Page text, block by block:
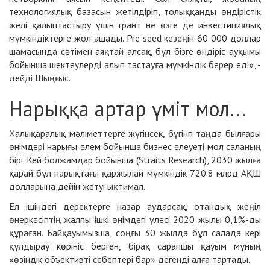
технологиялық базасын жетілдіріп, толыққанды өндірістік
желі қалыптастыру үшін грант не өзге де инвестициялық
мүмкіндіктерге жол ашады. Pre seed кезеңін 60 000 доллар
шамасында сәтімен аяқтай алсақ, бұл бізге өндіріс ауқымы
бойынша шектеулерді алып тастауға мүмкіндік берер еді», -
дейді Шыңғыс.
Нарыққа артар үміт мол...
Халықаралық мәліметтерге жүгінсек, бүгінгі таңда былғары
өнімдері нарығы әлем бойынша бизнес әлеуеті мол саланың
бірі. Кей болжамдар бойынша (Straits Research), 2030 жылға
қарай бұл нарықтағы қаржылай мүмкіндік 720.8 млрд АҚШ
долларына дейін жетуі ықтимал.
Ел ішіндегі деректерге назар аударсақ, отандық жеңіл
өнеркәсіптің жалпы ішкі өнімдегі үлесі 2020 жылы 0,1%-ды
құраған. Байқауымызша, соңғы 30 жылда бұл салада кері
құлдырау көрініс берген, бірақ сарапшы қауым мұның
«өзіндік объективті себептері бар» дегенді алға тартады.